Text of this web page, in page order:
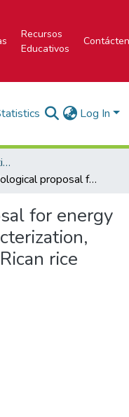
Recursos
Educativos
Log In
Portal de Revistas del Instituto Tecnológico de Costa Rica
Methodological proposal for energy biomass market characterization, the case of the Costa Rican rice
for energy
rice